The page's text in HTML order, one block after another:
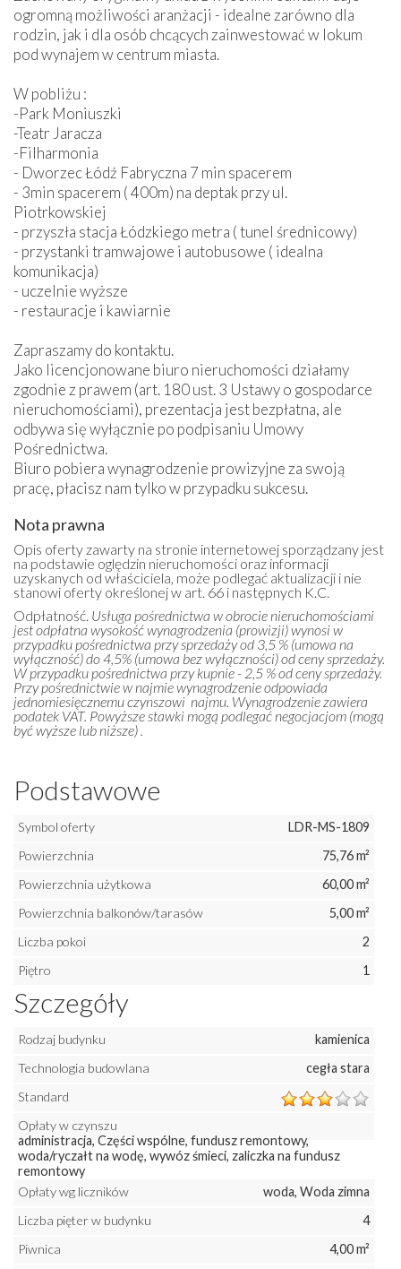
ogromną możliwości aranżacji - idealne zarówno dla
rodzin, jak i dla osób chcących zainwestować w lokum
pod wynajem w centrum miasta.
W pobliżu :
-Park Moniuszki
-Teatr Jaracza
-Filharmonia
- Dworzec Łódź Fabryczna 7 min spacerem
- 3min spacerem ( 400m) na deptak przy ul.
Piotrkowskiej
- przyszła stacja Łódzkiego metra ( tunel średnicowy)
- przystanki tramwajowe i autobusowe ( idealna
komunikacja)
- uczelnie wyższe
- restauracje i kawiarnie
Zapraszamy do kontaktu.
Jako licencjonowane biuro nieruchomości działamy
zgodnie z prawem (art. 180 ust. 3 Ustawy o gospodarce
nieruchomościami), prezentacja jest bezpłatna, ale
odbywa się wyłącznie po podpisaniu Umowy
Pośrednictwa.
Biuro pobiera wynagrodzenie prowizyjne za swoją
pracę, płacisz nam tylko w przypadku sukcesu.
Nota prawna
Opis oferty zawarty na stronie internetowej sporządzany jest
na podstawie oględzin nieruchomości oraz informacji
uzyskanych od właściciela, może podlegać aktualizacji i nie
stanowi oferty określonej w art. 66 i następnych K.C.
Odpłatność. Usługa pośrednictwa w obrocie nieruchomościami
jest odpłatna wysokość wynagrodzenia (prowizji) wynosi w
przypadku pośrednictwa przy sprzedaży od 3,5 % (umowa na
wyłączność) do 4,5% (umowa bez wyłączności) od ceny sprzedaży.
W przypadku pośrednictwa przy kupnie - 2,5 % od ceny sprzedaży.
Przy pośrednictwie w najmie wynagrodzenie odpowiada
jednomiesięcznemu czynszowi najmu. Wynagrodzenie zawiera
podatek VAT. Powyższe stawki mogą podlegać negocjacjom (mogą
być wyższe lub niższe) .
Podstawowe
Symbol oferty
LDR-MS-1809
Powierzchnia
75,76 m²
Powierzchnia użytkowa
60,00 m²
Powierzchnia balkonów/tarasów
5,00 m²
Liczba pokoi
2
Piętro
1
Szczegóły
Rodzaj budynku
kamienica
Technologia budowlana
cegła stara
Standard
Opłaty w czynszu
administracja, Części wspólne, fundusz remontowy,
woda/ryczałt na wodę, wywóz śmieci, zaliczka na fundusz
remontowy
Opłaty wg liczników
woda, Woda zimna
Liczba pięter w budynku
4
Piwnica
4,00 m²